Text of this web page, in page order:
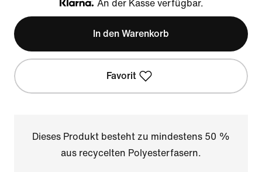
Klarna
An der Kasse verfügbar.
In den Warenkorb
Favorit
Dieses Produkt besteht zu mindestens 50 %
aus recycelten Polyesterfasern.